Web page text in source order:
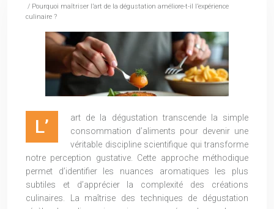
/ Pourquoi maîtriser l’art de la dégustation améliore-t-il l’expérience
culinaire ?
L’
art de la dégustation transcende la simple
consommation d’aliments pour devenir une
véritable discipline scientifique qui transforme
notre perception gustative. Cette approche méthodique
permet d’identifier les nuances aromatiques les plus
subtiles et d’apprécier la complexité des créations
culinaires. La maîtrise des techniques de dégustation